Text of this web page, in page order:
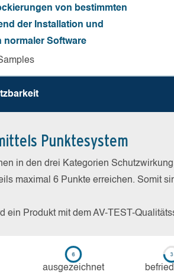
von bestimmten
der Installation und
normaler Software
Punktesystem
in den drei Kategorien
maximal 6 Punkte erreichen. Somit
ein Produkt mit dem AV-TEST-
aus­ge­zeich­net